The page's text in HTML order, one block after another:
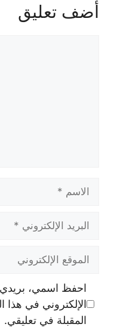
أضف تعليق
الإلكتروني
الإلكتروني
احفظ اسمي، بريدي
الإلكتروني في هذا
المقبلة في تعليقي.